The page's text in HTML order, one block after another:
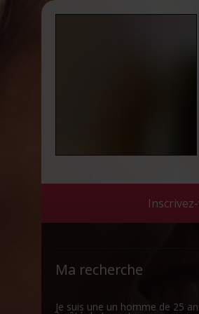
Ma recherche
Je suis une un homme de 25